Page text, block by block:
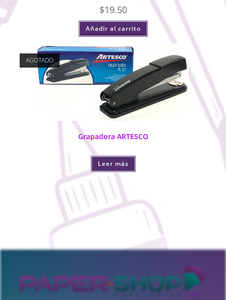
$19.50
Añadir al carrito
AGOTADO
Grapadora ARTESCO
Leer más